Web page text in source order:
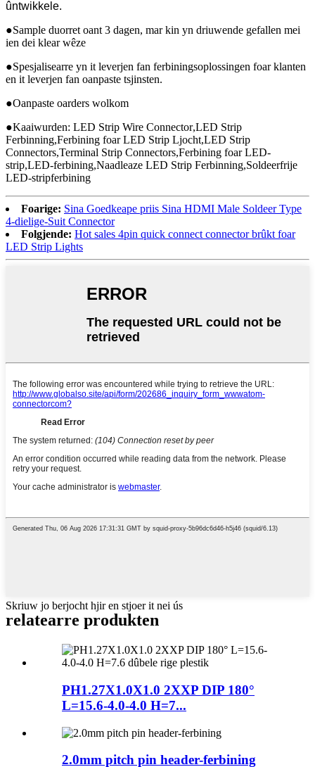
ûntwikkele.
●Sample duorret oant 3 dagen, mar kin yn driuwende gefallen mei
ien dei klear wêze
●Spesjalisearre yn it leverjen fan ferbiningsoplossingen foar klanten
en it leverjen fan oanpaste tsjinsten.
●Oanpaste oarders wolkom
●Kaaiwurden: LED Strip Wire Connector,LED Strip
Ferbinning,Ferbining foar LED Strip Ljocht,LED Strip
Connectors,Terminal Strip Connectors,Ferbining foar LED-
strip,LED-ferbining,Naadleaze LED Strip Ferbinning,Soldeerfrije
LED-stripferbining
Foarige: Sina Goedkeape priis Sina HDMI Male Soldeer Type
4-dielige-Suit Connector
Folgjende: Hot sales 4pin quick connect connector brûkt foar
LED Strip Lights
Skriuw jo berjocht hjir en stjoer it nei ús
relatearre produkten
PH1.27X1.0X1.0 2XXP DIP 180°
L=15.6-4.0-4.0 H=7...
2.0mm pitch pin header-ferbining